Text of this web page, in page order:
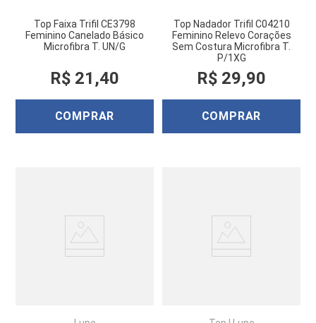
Top Faixa Trifil CE3798
Feminino Canelado Básico
Microfibra T. UN/G
R$ 21 ,40
COMPRAR
Top Nadador Trifil C04210
Feminino Relevo Corações
Sem Costura Microfibra T.
P/1XG
R$ 29,90
COMPRAR